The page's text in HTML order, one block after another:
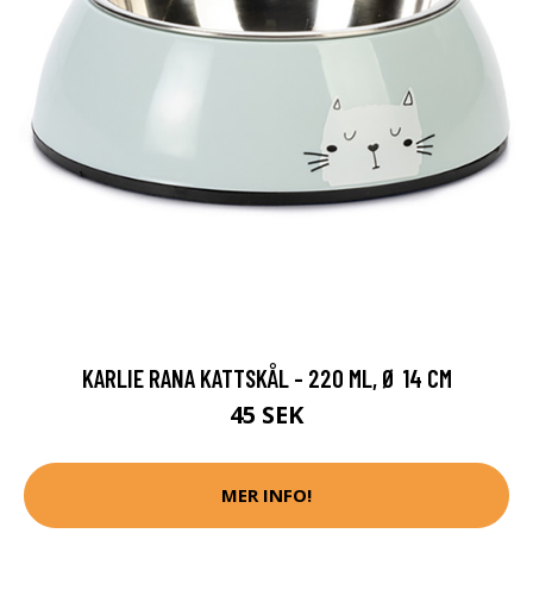
KARLIE RANA KATTSKÅL - 220 ML, Ø 14 CM
45 SEK
MER INFO!